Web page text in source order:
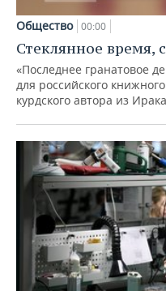
Общество 00:00
Стеклянное время,
«Последнее гранатовое
для российского
курдского автора из Ирака